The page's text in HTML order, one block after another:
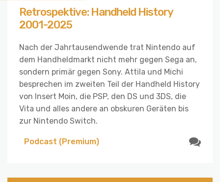
Retrospektive: Handheld History
2001-2025
Nach der Jahrtausendwende trat Nintendo auf
dem Handheldmarkt nicht mehr gegen Sega an,
sondern primär gegen Sony. Attila und Michi
besprechen im zweiten Teil der Handheld History
von Insert Moin, die PSP, den DS und 3DS, die
Vita und alles andere an obskuren Geräten bis
zur Nintendo Switch.
Podcast (Premium)